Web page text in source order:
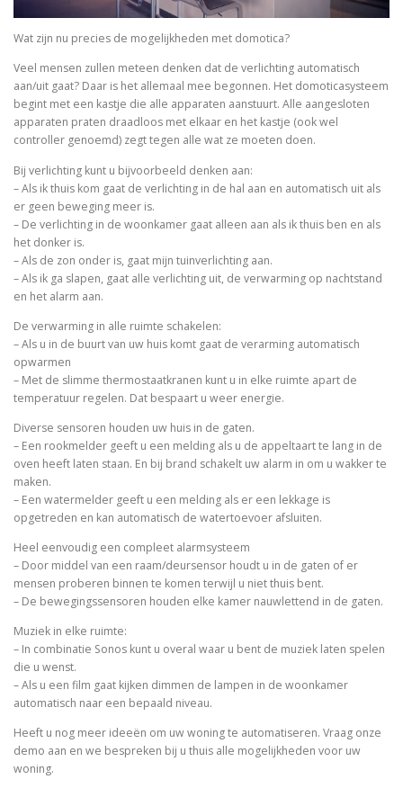
Wat zijn nu precies de mogelijkheden met domotica?
Veel mensen zullen meteen denken dat de verlichting automatisch
aan/uit gaat? Daar is het allemaal mee begonnen. Het domoticasysteem
begint met een kastje die alle apparaten aanstuurt. Alle aangesloten
apparaten praten draadloos met elkaar en het kastje (ook wel
controller genoemd) zegt tegen alle wat ze moeten doen.
Bij verlichting kunt u bijvoorbeeld denken aan:
– Als ik thuis kom gaat de verlichting in de hal aan en automatisch uit als
er geen beweging meer is.
– De verlichting in de woonkamer gaat alleen aan als ik thuis ben en als
het donker is.
– Als de zon onder is, gaat mijn tuinverlichting aan.
– Als ik ga slapen, gaat alle verlichting uit, de verwarming op nachtstand
en het alarm aan.
De verwarming in alle ruimte schakelen:
– Als u in de buurt van uw huis komt gaat de verarming automatisch
opwarmen
– Met de slimme thermostaatkranen kunt u in elke ruimte apart de
temperatuur regelen. Dat bespaart u weer energie.
Diverse sensoren houden uw huis in de gaten.
– Een rookmelder geeft u een melding als u de appeltaart te lang in de
oven heeft laten staan. En bij brand schakelt uw alarm in om u wakker te
maken.
– Een watermelder geeft u een melding als er een lekkage is
opgetreden en kan automatisch de watertoevoer afsluiten.
Heel eenvoudig een compleet alarmsysteem
– Door middel van een raam/deursensor houdt u in de gaten of er
mensen proberen binnen te komen terwijl u niet thuis bent.
– De bewegingssensoren houden elke kamer nauwlettend in de gaten.
Muziek in elke ruimte:
– In combinatie Sonos kunt u overal waar u bent de muziek laten spelen
die u wenst.
– Als u een film gaat kijken dimmen de lampen in de woonkamer
automatisch naar een bepaald niveau.
Heeft u nog meer ideeën om uw woning te automatiseren. Vraag onze
demo aan en we bespreken bij u thuis alle mogelijkheden voor uw
woning.